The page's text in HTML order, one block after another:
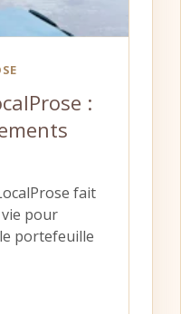
:
fait
vie pour
portefeuille